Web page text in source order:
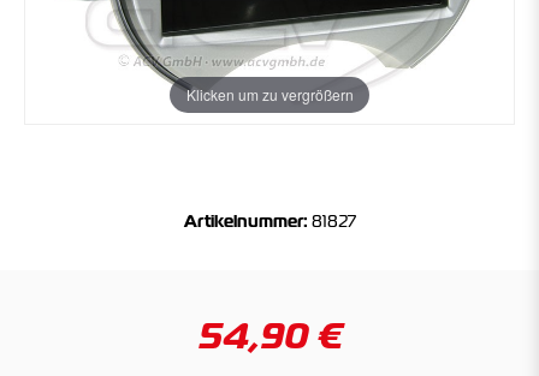
Klicken um zu vergrößern
Artikelnummer: 81827
54,90 €